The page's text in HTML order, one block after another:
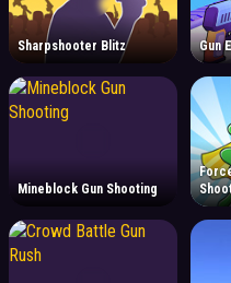
Sharpshooter Blitz Gun
Mineblock Gun Shooting